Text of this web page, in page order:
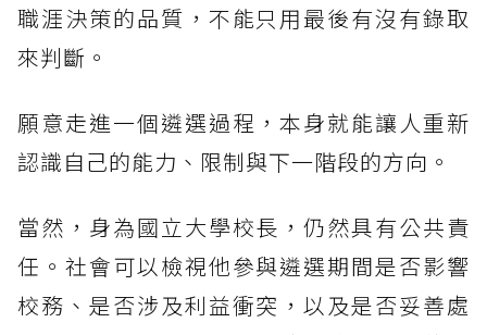
職涯決策的品質，不能只用最後有沒有錄取
來判斷。
願意走進一個遴選過程，本身就能讓人重新
認識自己的能力、限制與下一階段的方向。
當然，身為國立大學校長，仍然具有公共責
任。社會可以檢視他參與遴選期間是否影響
校務、是否涉及利益衝突，以及是否妥善處